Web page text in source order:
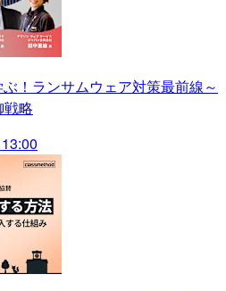
ぶ！ランサムウェア対策最前線～
略